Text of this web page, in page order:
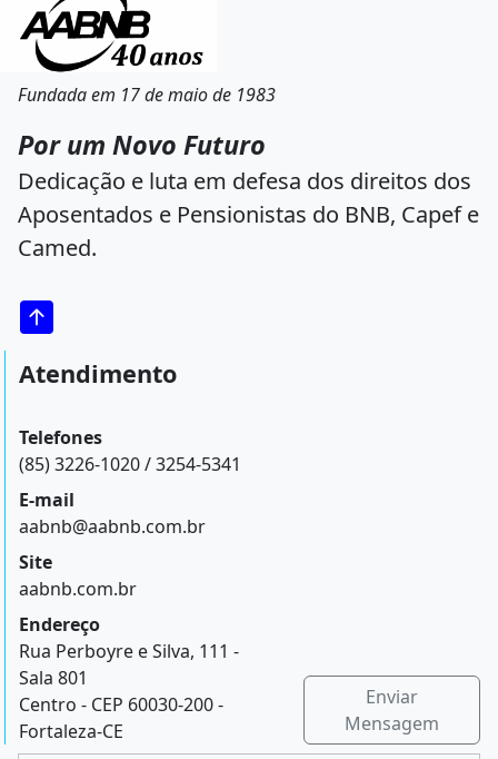
Fundada em 17 de maio de 1983
Por um Novo Futuro
Dedicação e luta em defesa dos direitos dos
Aposentados e Pensionistas do BNB, Capef e
Camed.
Atendimento
Telefones
(85) 3226-1020 / 3254-5341
E-mail
aabnb@aabnb.com.br
Site
aabnb.com.br
Endereço
Rua Perboyre e Silva, 111 -
Sala 801
Centro - CEP 60030-200 -
Fortaleza-CE
Enviar
Mensagem